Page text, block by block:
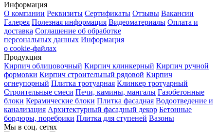
Информация
О компании Реквизиты Сертификаты Отзывы Вакансии
Галерея Полезная информация Видеоматериалы Оплата и
доставка Соглашение об обработке
персональных данных Информация
о cookie-файлах
Продукция
Кирпич облицовочный Кирпич клинкерный Кирпич ручной
формовки Кирпич строительный рядовой Кирпич
огнеупорный Плитка тротуарная Клинкер тротуарный
Строительные смеси Печи, камины, мангалы Газобетонные
блоки Керамические блоки Плитка фасадная Водоотведение и
канализация Архитектурный фасадный декор Бетонные
бордюры, поребрики Плитка для ступеней Вазоны
Мы в соц. сетях